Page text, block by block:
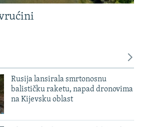
Rusija lansirala smrtonosnu
balističku raketu, napad dronovima
na Kijevsku oblast